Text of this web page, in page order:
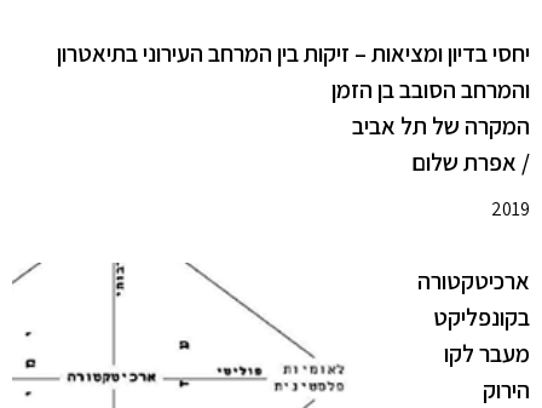
יחסי בדיון ומציאות – זיקות בין המרחב העירוני בתיאטרון
והמרחב הסובב בן הזמן
המקרה של תל אביב
/ אפרת שלום
2019
ארכיטקטורה
בקונפליקט
מעבר לקו
הירוק